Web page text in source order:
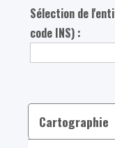
Sélection de
code INS) :
Cartographie